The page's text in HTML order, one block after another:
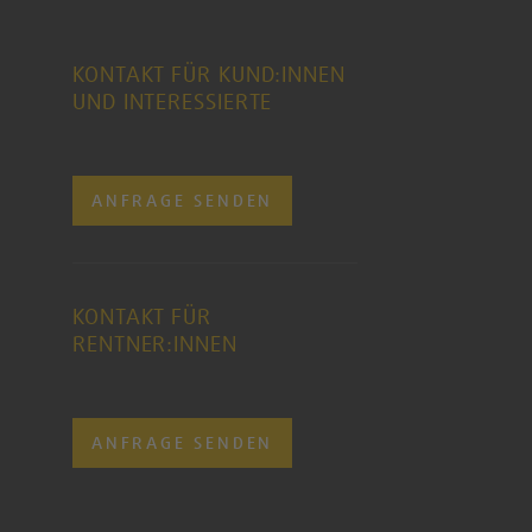
KONTAKT FÜR KUND:INNEN
UND INTERESSIERTE
ANFRAGE SENDEN
KONTAKT FÜR
RENTNER:INNEN
ANFRAGE SENDEN